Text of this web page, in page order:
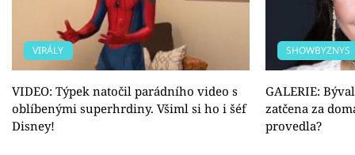
VIRÁLY
VIDEO: Týpek natočil parádního video s
oblíbenými superhrdiny. Všiml si ho i šéf
Disney!
SHOWBYZNYS
GALERIE:
zatčena za
provedla?